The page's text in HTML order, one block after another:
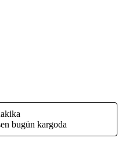
bugün kargoda